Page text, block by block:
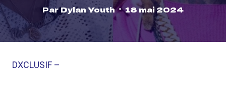
ParDylan Youth 18 mai 2024
DXCLUSIF –